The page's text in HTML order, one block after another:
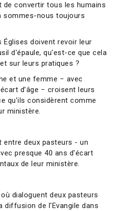
de convertir tous les humains
sommes-nous toujours
Églises doivent revoir leur
d'épaule, qu'est-ce que cela
sur leurs pratiques ?
et une femme − avec
d’âge − croisent leurs
qu’ils considèrent comme
ministère.
entre deux pasteurs - un
presque 40 ans d'écart
de leur ministère.
dialoguent deux pasteurs
diffusion de l'Evangile dans